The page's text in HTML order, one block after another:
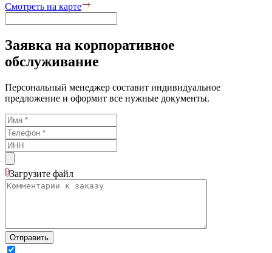
Смотреть на карте
Заявка на корпоративное
обслуживание
Персональный менеджер составит индивидуальное
предложение и оформит все нужные документы.
Загрузите файл
Отправить